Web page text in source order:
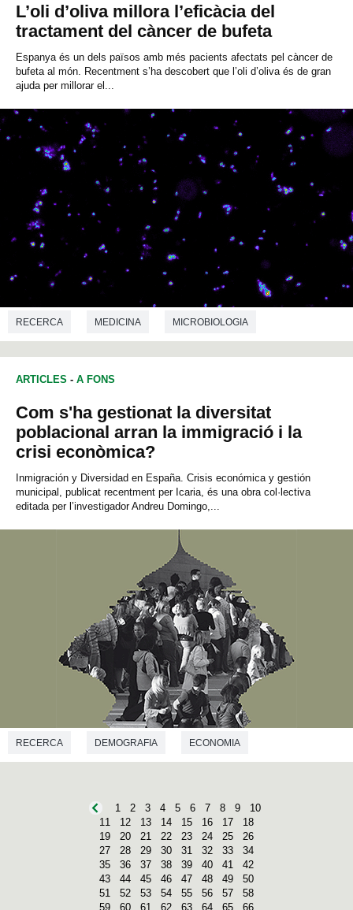
L’oli d’oliva millora l’eficàcia del
tractament del càncer de bufeta
Espanya és un dels països amb més pacients afectats pel càncer de
bufeta al món. Recentment s’ha descobert que l’oli d’oliva és de gran
ajuda per millorar el...
RECERCA MEDICINA MICROBIOLOGIA
ARTICLES - A FONS
Com s'ha gestionat la diversitat
poblacional arran la immigració i la
crisi econòmica?
Inmigración y Diversidad en España. Crisis económica y gestión
municipal, publicat recentment per Icaria, és una obra col·lectiva
editada per l’investigador Andreu Domingo,...
RECERCA DEMOGRAFIA ECONOMIA
1 2 3 4 5 6 7 8 9
10
11
12 13 14 15 16 17
18
19
20 21 22 23 24 25
26
27
28 29 30 31 32 33
34
35
36 37 38 39 40 41
42
43
44 45 46 47 48 49
50
51
52 53 54 55 56 57
58
59
60 61 62 63 64 65
66